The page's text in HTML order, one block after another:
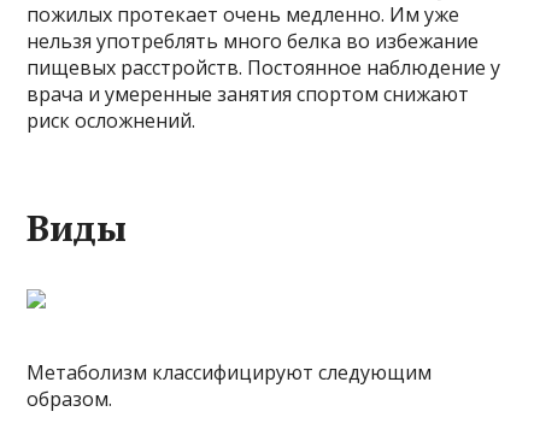
пожилых протекает очень медленно. Им уже
нельзя употреблять много белка во избежание
пищевых расстройств. Постоянное наблюдение у
врача и умеренные занятия спортом снижают
риск осложнений.
Виды
Метаболизм классифицируют следующим
образом.